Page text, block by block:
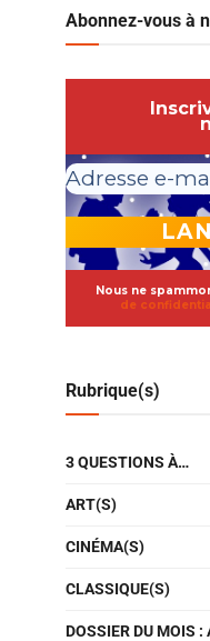
Abonnez-vous à
Nous ne
de
Rubrique(s)
3 QUESTIONS À…
ART(S)
CINÉMA(S)
CLASSIQUE(S)
DOSSIER DU MOIS :